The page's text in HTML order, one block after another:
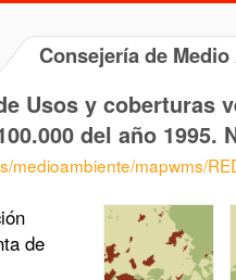
Consejería de
Usos y coberturas
del año 1995.
medioambiente/mapwms/
de